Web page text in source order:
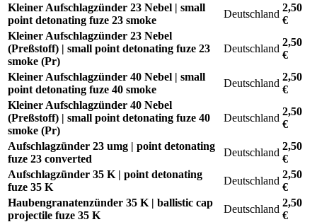
Kleiner Aufschlagzünder 23 Nebel | small
point detonating fuze 23 smoke
Deutschland
2,50
€
Kleiner Aufschlagzünder 23 Nebel
(Preßstoff) | small point detonating fuze 23
smoke (Pr)
Deutschland
2,50
€
Kleiner Aufschlagzünder 40 Nebel | small
point detonating fuze 40 smoke
Deutschland
2,50
€
Kleiner Aufschlagzünder 40 Nebel
(Preßstoff) | small point detonating fuze 40
smoke (Pr)
Deutschland
2,50
€
Aufschlagzünder 23 umg | point detonating
fuze 23 converted
Deutschland
2,50
€
Aufschlagzünder 35 K | point detonating
fuze 35 K
Deutschland
2,50
€
Haubengranatenzünder 35 K | ballistic cap
projectile fuze 35 K
Deutschland
2,50
€